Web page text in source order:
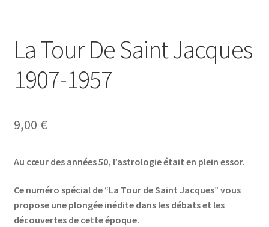
La Tour De Saint Jacques
1907-1957
9,00 €
Au cœur des années 50, l’astrologie était en plein essor.
Ce numéro spécial de “La Tour de Saint Jacques” vous
propose une plongée inédite dans les débats et les
découvertes de cette époque.